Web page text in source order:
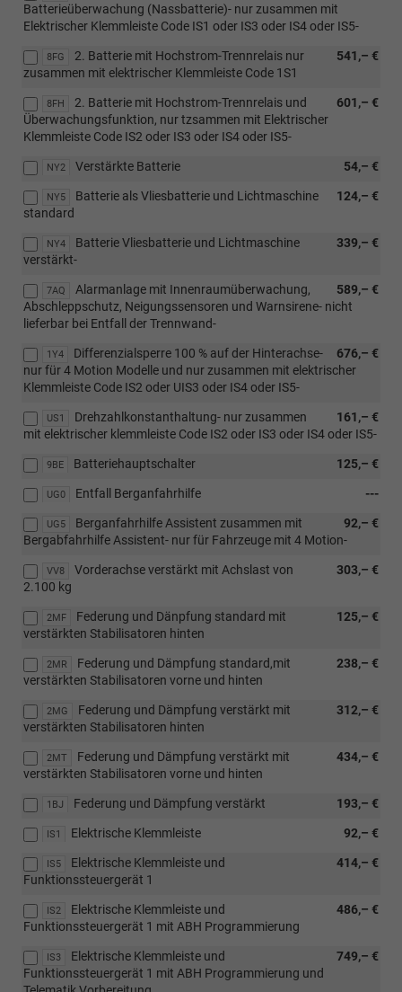
Batterieüberwachung (Nassbatterie)- nur zusammen mit
Elektrischer Klemmleiste Code IS1 oder IS3 oder IS4 oder IS5-
8FG 541,– €
2. Batterie mit Hochstrom-Trennrelais nur
zusammen mit elektrischer Klemmleiste Code 1S1
8FH 601,– €
2. Batterie mit Hochstrom-Trennrelais und
Überwachungsfunktion, nur tzsammen mit Elektrischer
Klemmleiste Code IS2 oder IS3 oder IS4 oder IS5-
NY2 54,– €
Verstärkte Batterie
NY5 124,– €
Batterie als Vliesbatterie und Lichtmaschine
standard
NY4 339,– €
Batterie Vliesbatterie und Lichtmaschine
verstärkt-
7AQ 589,– €
Alarmanlage mit Innenraumüberwachung,
Abschleppschutz, Neigungssensoren und Warnsirene- nicht
lieferbar bei Entfall der Trennwand-
1Y4 676,– €
Differenzialsperre 100 % auf der Hinterachse-
nur für 4 Motion Modelle und nur zusammen mit elektrischer
Klemmleiste Code IS2 oder UIS3 oder IS4 oder IS5-
US1 161,– €
Drehzahlkonstanthaltung- nur zusammen
mit elektrischer klemmleiste Code IS2 oder IS3 oder IS4 oder IS5-
9BE 125,– €
Batteriehauptschalter
UG0 ---
Entfall Berganfahrhilfe
UG5 92,– €
Berganfahrhilfe Assistent zusammen mit
Bergabfahrhilfe Assistent- nur für Fahrzeuge mit 4 Motion-
VV8 303,– €
Vorderachse verstärkt mit Achslast von
2.100 kg
2MF 125,– €
Federung und Dänpfung standard mit
verstärkten Stabilisatoren hinten
2MR 238,– €
Federung und Dämpfung standard,mit
verstärkten Stabilisatoren vorne und hinten
2MG 312,– €
Federung und Dämpfung verstärkt mit
verstärkten Stabilisatoren hinten
2MT 434,– €
Federung und Dämpfung verstärkt mit
verstärkten Stabilisatoren vorne und hinten
1BJ 193,– €
Federung und Dämpfung verstärkt
IS1 92,– €
Elektrische Klemmleiste
IS5 414,– €
Elektrische Klemmleiste und
Funktionssteuergerät 1
IS2 486,– €
Elektrische Klemmleiste und
Funktionssteuergerät 1 mit ABH Programmierung
IS3 749,– €
Elektrische Klemmleiste und
Funktionssteuergerät 1 mit ABH Programmierung und